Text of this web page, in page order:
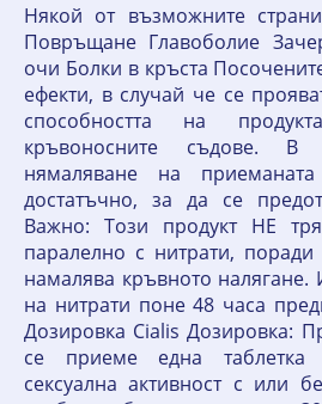
Някой от възможните
Повръщане Главоболие
очи Болки в кръста
ефекти, в случай че се
способността на
кръвоносните съдове. В
нямаляване на
достатъчно, за да се
Важно: Този продукт НЕ
паралелно с нитрати, поради
намалява кръвното налягане.
на нитрати поне 48 часа
Дозировка Cialis Дозировка:
се приеме една таблетка
сексуална активност с или